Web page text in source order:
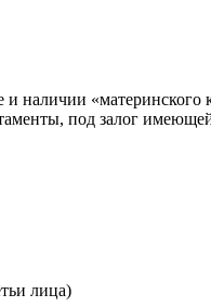
наличии «материнского
под залог
лица)